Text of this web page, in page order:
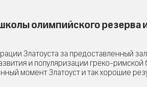
олимпийского резерва
Златоуста за предоставленный зал.
и популяризации греко-
момент Златоуст и так хорошие